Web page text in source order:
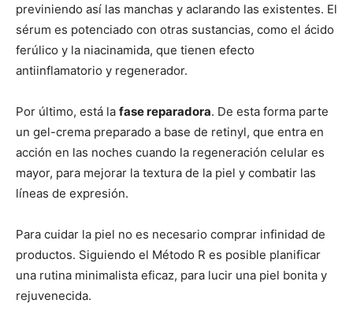
previniendo así las manchas y aclarando las existentes. El
sérum es potenciado con otras sustancias, como el ácido
ferúlico y la niacinamida, que tienen efecto
antiinflamatorio y regenerador.
Por último, está la fase reparadora. De esta forma parte
un gel-crema preparado a base de retinyl, que entra en
acción en las noches cuando la regeneración celular es
mayor, para mejorar la textura de la piel y combatir las
líneas de expresión.
Para cuidar la piel no es necesario comprar infinidad de
productos. Siguiendo el Método R es posible planificar
una rutina minimalista eficaz, para lucir una piel bonita y
rejuvenecida.